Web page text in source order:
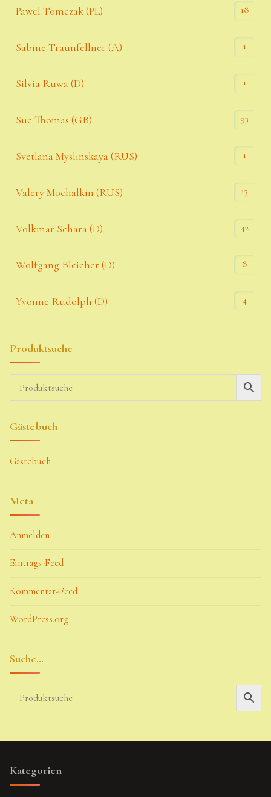
Pawel Tomczak (PL) 18
Sabine Traunfellner (A) 1
Silvia Ruwa (D) 1
Sue Thomas (GB) 93
Svetlana Myslinskaya (RUS) 1
Valery Mochalkin (RUS) 13
Volkmar Schara (D) 42
Wolfgang Bleicher (D) 8
Yvonne Rudolph (D) 4
Produktsuche
Gästebuch
Gästebuch
Meta
Anmelden
Eintrags-Feed
Kommentar-Feed
WordPress.org
Suche…
Kategorien